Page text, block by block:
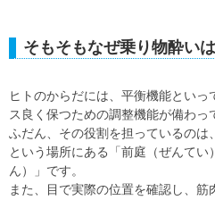
そもそもなぜ乗り物酔い
ヒトのからだには、平衡機能とい
ス良く保つための調整機能が備わっ
ふだん、その役割を担っているのは
という場所にある「前庭（ぜんて
ん）」です。
また、目で実際の位置を確認し、筋